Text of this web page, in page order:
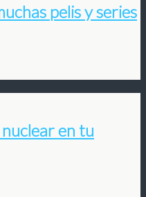
pelis y series
en tu